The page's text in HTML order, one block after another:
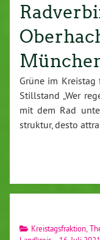
Grüne im
Still­stand „Wer
mit dem Rad
struk­tur, desto
Kreistagsfraktion,